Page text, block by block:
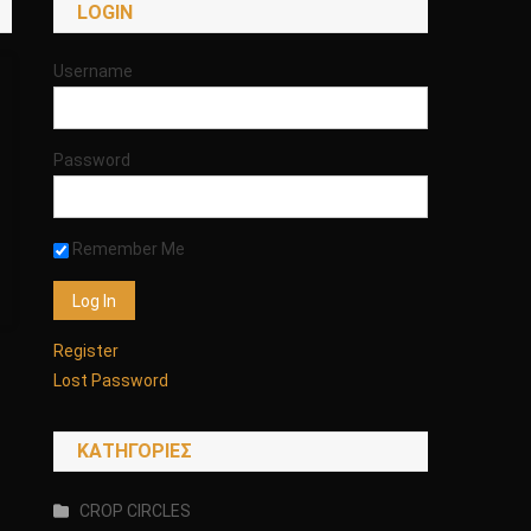
LOGIN
Username
Password
Remember Me
Register
Lost Password
KΑΤΗΓΟΡΊΕΣ
CROP CIRCLES